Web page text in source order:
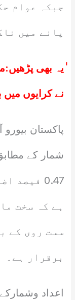
جبکہ عوام
پانے میں
ٰیہ بھی پڑھیں:
نے کرایوں میں
پاکستان
0.47
ہے کہ سخت
سست روی کے
برقرار ہے۔
اعداد